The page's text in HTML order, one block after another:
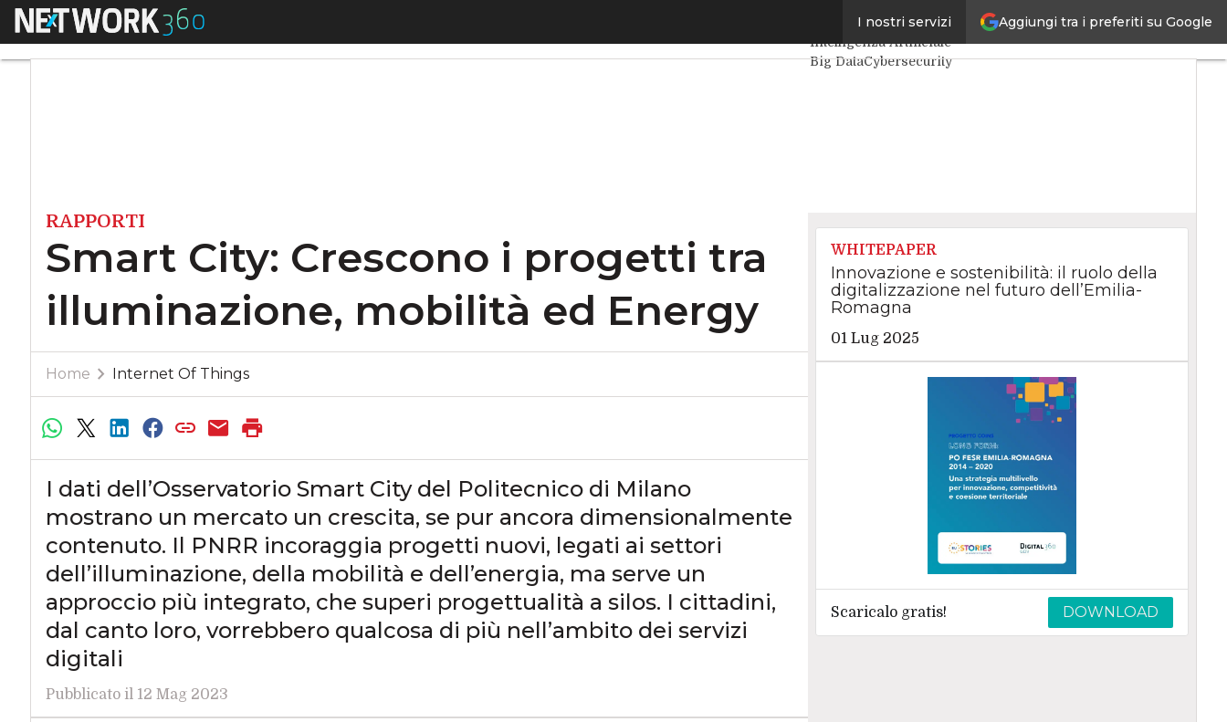
Aggiungi tra i preferiti su Google
I nostri servizi
Menu
Ultimi articoli
Intelligenza Artificiale
Big DataCybersecurity
RAPPORTI
Smart City: Crescono i progetti tra
illuminazione, mobilità ed Energy
Home Internet Of Things
I dati dell’Osservatorio Smart City del Politecnico di Milano
mostrano un mercato un crescita, se pur ancora dimensionalmente
contenuto. Il PNRR incoraggia progetti nuovi, legati ai settori
dell’illuminazione, della mobilità e dell’energia, ma serve un
approccio più integrato, che superi progettualità a silos. I cittadini,
dal canto loro, vorrebbero qualcosa di più nell’ambito dei servizi
digitali
Pubblicato il 12 Mag 2023
WHITEPAPER
Innovazione e sostenibilità: il ruolo della
digitalizzazione nel futuro dell’Emilia-
Romagna
01 Lug 2025
Scaricalo gratis! DOWNLOAD